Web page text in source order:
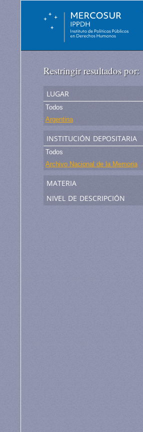
Restringir resultados por:
lugar
Todos
Argentina
institución depositaria
Todos
Archivo Nacional de la Memoria
materia
nivel de descripción